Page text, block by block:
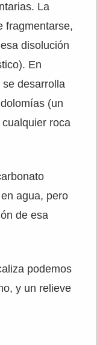
La
fragmentarse,
disolución
En
desarrolla
(un
roca
agua, pero
de esa
podemos
y un relieve